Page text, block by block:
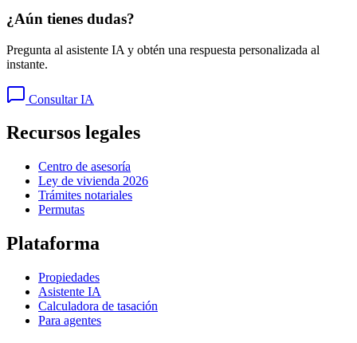
¿Aún tienes dudas?
Pregunta al asistente IA y obtén una respuesta personalizada al
instante.
Consultar IA
Recursos legales
Centro de asesoría
Ley de vivienda 2026
Trámites notariales
Permutas
Plataforma
Propiedades
Asistente IA
Calculadora de tasación
Para agentes